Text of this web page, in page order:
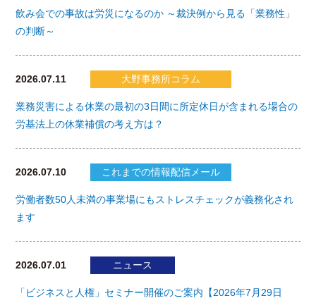
飲み会での事故は労災になるのか ～裁決例から見る「業務性」
の判断～
2026.07.11 大野事務所コラム
業務災害による休業の最初の3日間に所定休日が含まれる場合の
労基法上の休業補償の考え方は？
2026.07.10 これまでの情報配信メール
労働者数50人未満の事業場にもストレスチェックが義務化され
ます
2026.07.01 ニュース
「ビジネスと人権」セミナー開催のご案内【2026年7月29日